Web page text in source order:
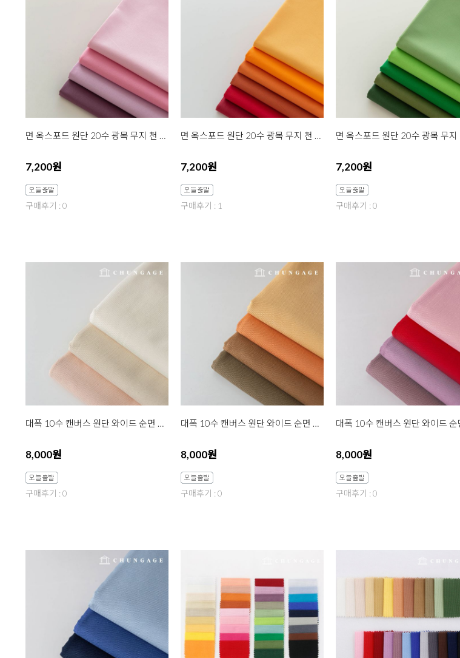
면 옥스포드 원단 20수 광목 무지 천 대폭 데일리무지 에브리 핑크 4종 한마
7,200원
구매후기 : 0
면 옥스포드 원단 20수 광목 무지 천 대폭 데일리무지 에브리 옐로우레드 6종 한마
7,200원
구매후기 : 1
7,200원
구매후기 : 0
대폭 10수 캔버스 원단 와이드 순면 무지 포지 베이지 3종 한마
8,000원
구매후기 : 0
대폭 10수 캔버스 원단 와이드 순면 무지 포지 브라운 4종 한마
8,000원
구매후기 : 0
8,000원
구매후기 : 0